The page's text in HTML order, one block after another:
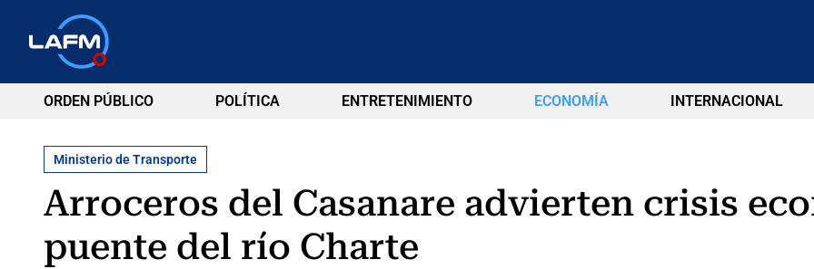
ORDEN PÚBLICO POLÍTICA ENTRETENIMIENTO ECONOMÍA INTERNACIONAL
Ministerio de Transporte
Arroceros del Casanare advierten crisis
puente del río Charte